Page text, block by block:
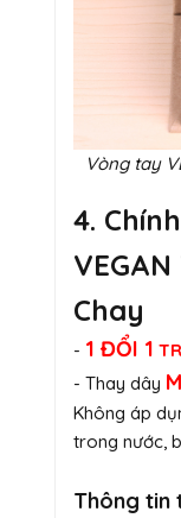
Vòng tay
4.
Chay
- 1 ĐỔI 1
- Thay dây
Không áp
trong nước,
Thông tin